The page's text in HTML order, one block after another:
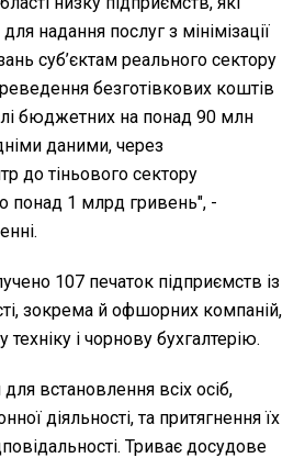
надання послуг з мінімізації
суб’єктам реального сектору
безготівкових коштів
бюджетних на понад 90 млн
даними, через
до тіньового сектору
понад 1 млрд гривень", -
107 печаток підприємств із
зокрема й офшорних компаній,
техніку і чорнову бухгалтерію.
встановлення всіх осіб,
діяльності, та притягнення їх
Триває досудове